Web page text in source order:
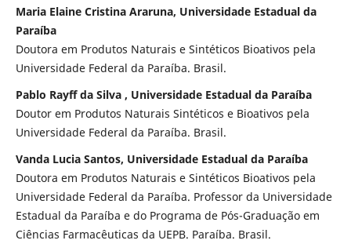
Maria Elaine Cristina Araruna, Universidade Estadual da
Paraíba
Doutora em Produtos Naturais e Sintéticos Bioativos pela
Universidade Federal da Paraíba. Brasil.
Pablo Rayff da Silva , Universidade Estadual da Paraíba
Doutor em Produtos Naturais Sintéticos e Bioativos pela
Universidade Federal da Paraíba. Brasil.
Vanda Lucia Santos, Universidade Estadual da Paraíba
Doutora em Produtos Naturais e Sintéticos Bioativos pela
Universidade Federal da Paraíba. Professor da Universidade
Estadual da Paraíba e do Programa de Pós-Graduação em
Ciências Farmacêuticas da UEPB. Paraíba. Brasil.